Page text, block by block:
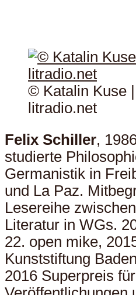
© Katalin Kuse |
litradio.net
Felix Schiller,
studierte
Germanistik in
und La Paz.
Lesereihe
Literatur in WGs.
22. open mike,
Kunststiftung
2016 Superpreis